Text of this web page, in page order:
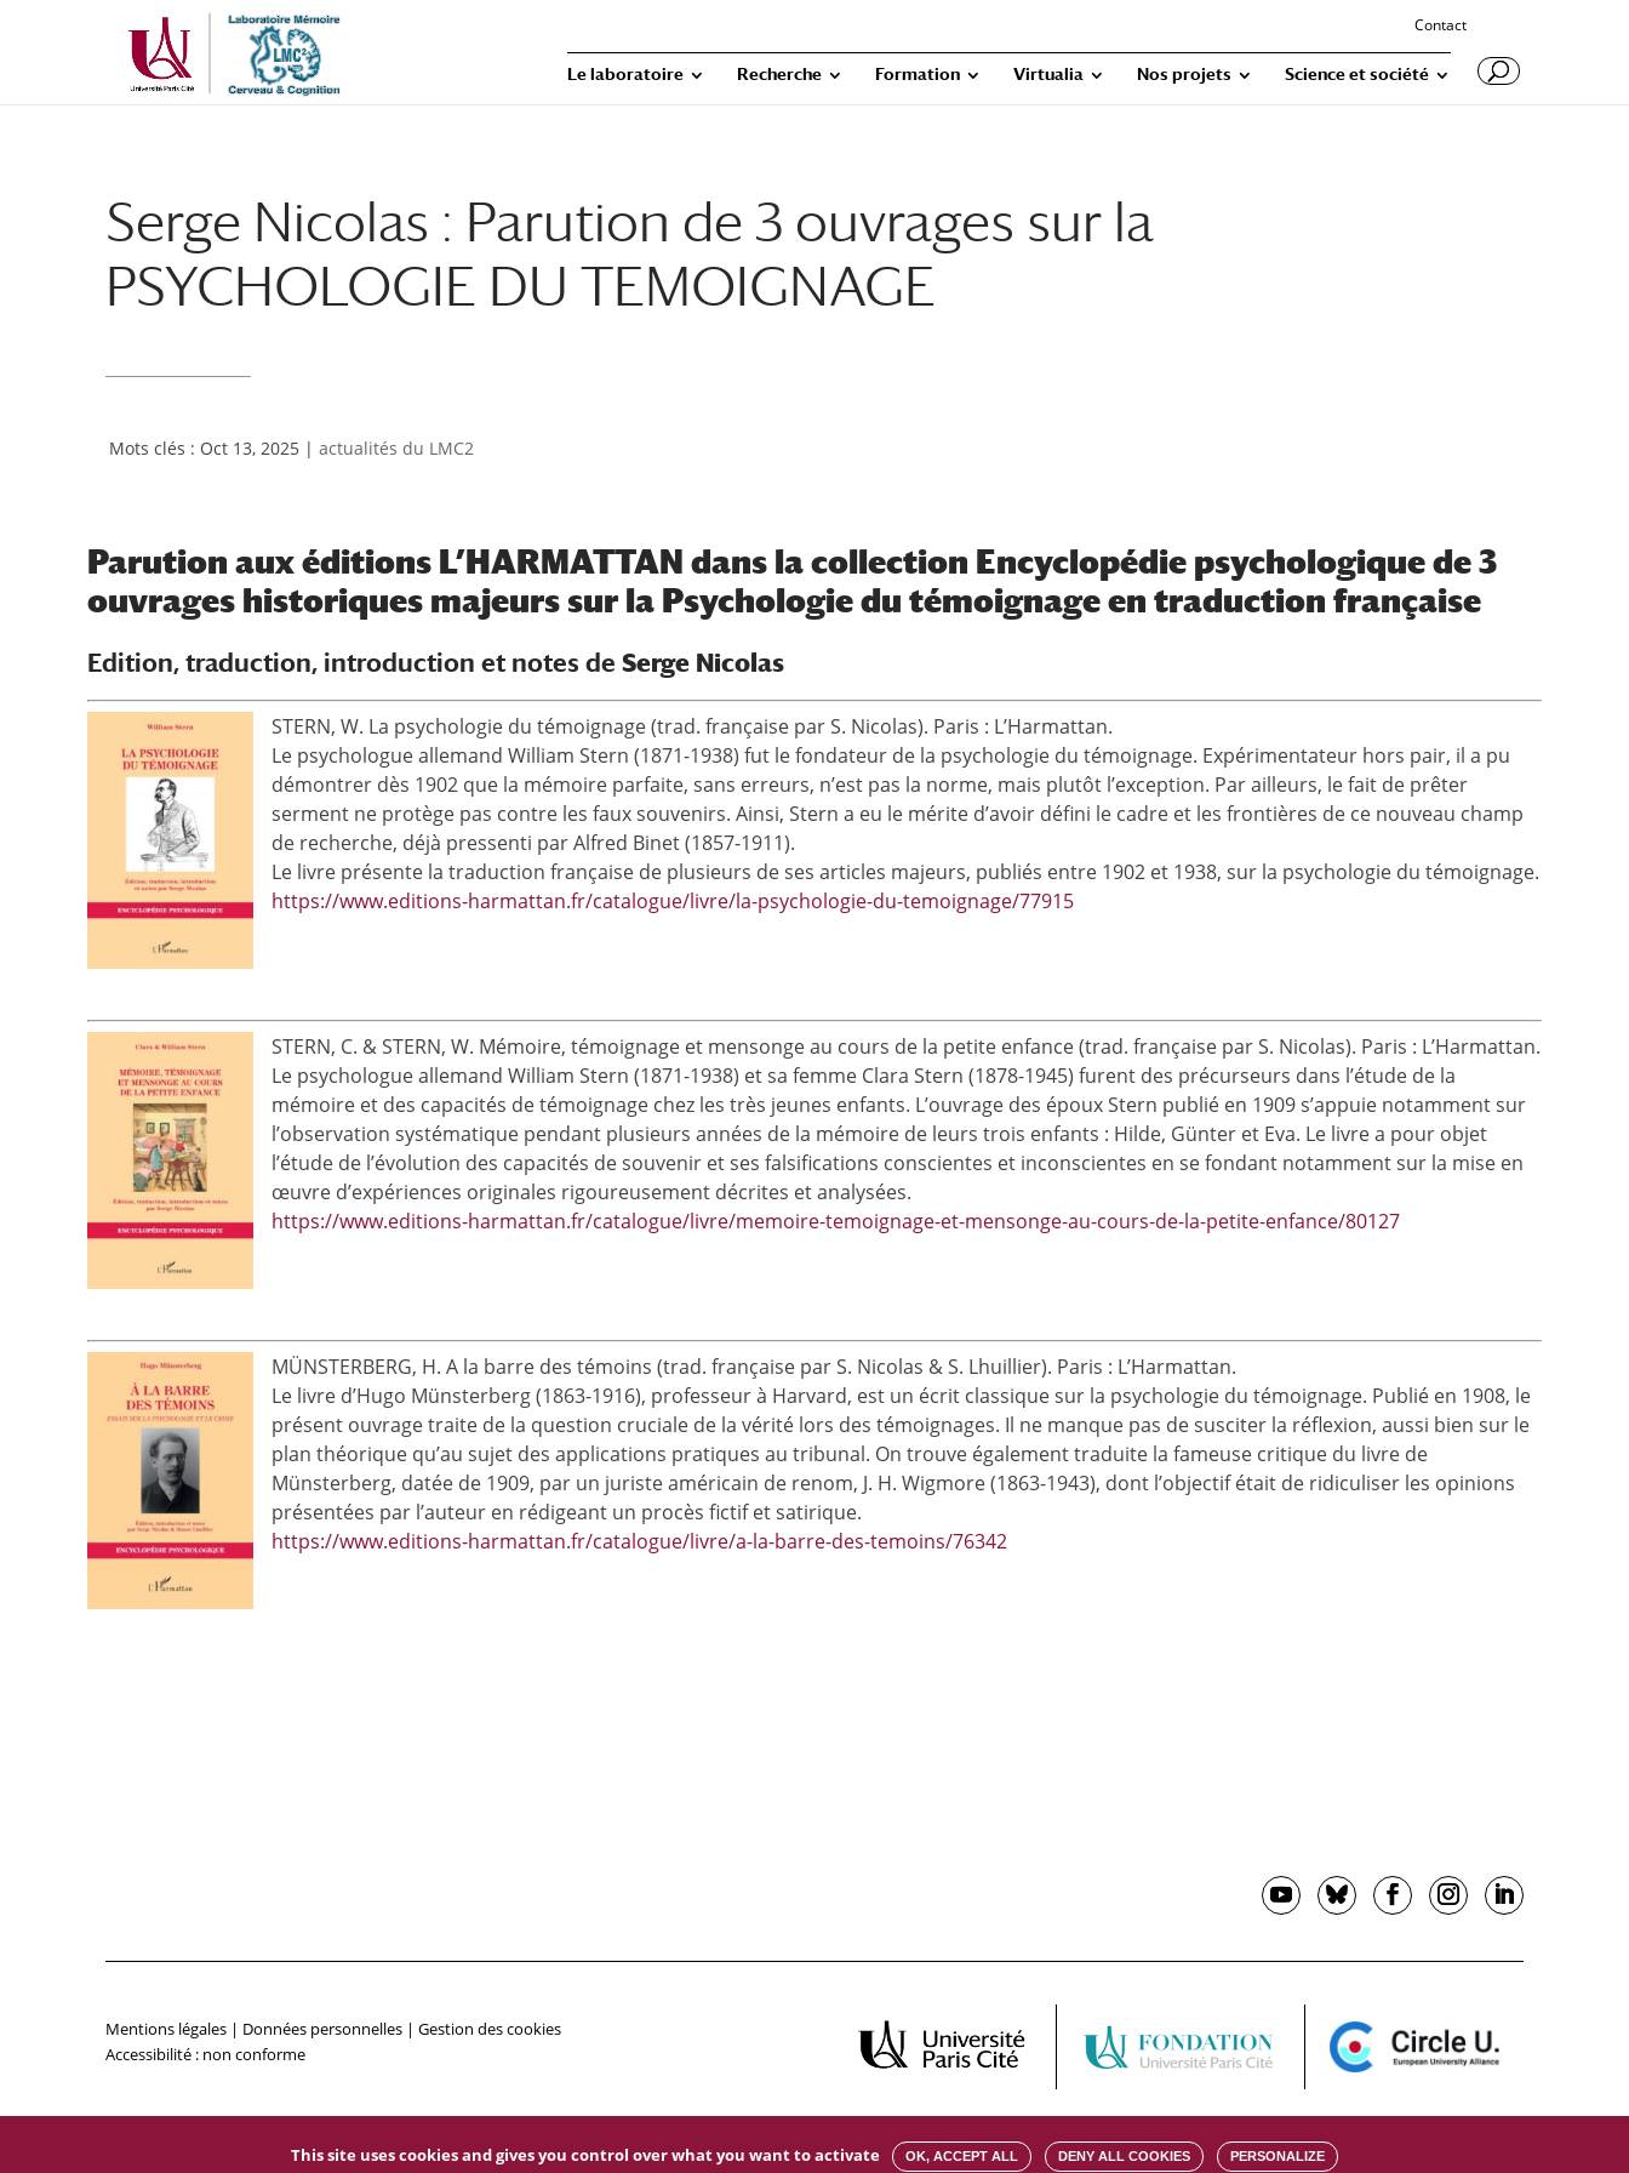
principal
navigation
Contact
Le laboratoire Recherche Formation Virtualia Nos projets Science et société
Serge Nicolas : Parution de 3 ouvrages sur la
PSYCHOLOGIE DU TEMOIGNAGE
Oct 13, 2025 | actualités du LMC2
Parution aux éditions L’HARMATTAN dans la collection Encyclopédie psychologique de 3
ouvrages historiques majeurs sur la Psychologie du témoignage en traduction française
Edition, traduction, introduction et notes de Serge Nicolas
STERN, W. La psychologie du témoignage (trad. française par S. Nicolas). Paris : L’Harmattan.
Le psychologue allemand William Stern (1871-1938) fut le fondateur de la psychologie du témoignage. Expérimentateur hors pair, il a pu
démontrer dès 1902 que la mémoire parfaite, sans erreurs, n’est pas la norme, mais plutôt l’exception. Par ailleurs, le fait de prêter
serment ne protège pas contre les faux souvenirs. Ainsi, Stern a eu le mérite d’avoir défini le cadre et les frontières de ce nouveau champ
de recherche, déjà pressenti par Alfred Binet (1857-1911).
Le livre présente la traduction française de plusieurs de ses articles majeurs, publiés entre 1902 et 1938, sur la psychologie du témoignage.
https://www.editions-harmattan.fr/catalogue/livre/la-psychologie-du-temoignage/77915
STERN, C. & STERN, W. Mémoire, témoignage et mensonge au cours de la petite enfance (trad. française par S. Nicolas). Paris : L’Harmattan.
Le psychologue allemand William Stern (1871-1938) et sa femme Clara Stern (1878-1945) furent des précurseurs dans l’étude de la
mémoire et des capacités de témoignage chez les très jeunes enfants. L’ouvrage des époux Stern publié en 1909 s’appuie notamment sur
l’observation systématique pendant plusieurs années de la mémoire de leurs trois enfants : Hilde, Günter et Eva. Le livre a pour objet
l’étude de l’évolution des capacités de souvenir et ses falsifications conscientes et inconscientes en se fondant notamment sur la mise en
œuvre d’expériences originales rigoureusement décrites et analysées.
https://www.editions-harmattan.fr/catalogue/livre/memoire-temoignage-et-mensonge-au-cours-de-la-petite-enfance/80127
MÜNSTERBERG, H. A la barre des témoins (trad. française par S. Nicolas & S. Lhuillier). Paris : L’Harmattan.
Le livre d’Hugo Münsterberg (1863-1916), professeur à Harvard, est un écrit classique sur la psychologie du témoignage. Publié en 1908, le
présent ouvrage traite de la question cruciale de la vérité lors des témoignages. Il ne manque pas de susciter la réflexion, aussi bien sur le
plan théorique qu’au sujet des applications pratiques au tribunal. On trouve également traduite la fameuse critique du livre de
Münsterberg, datée de 1909, par un juriste américain de renom, J. H. Wigmore (1863-1943), dont l’objectif était de ridiculiser les opinions
présentées par l’auteur en rédigeant un procès fictif et satirique.
https://www.editions-harmattan.fr/catalogue/livre/a-la-barre-des-temoins/76342
Mentions légales | Données personnelles | Gestion des cookies
Accessibilité : non conforme
This site uses cookies and gives you control over what you want to activate OK, ACCEPT ALL DENY ALL COOKIES PERSONALIZE